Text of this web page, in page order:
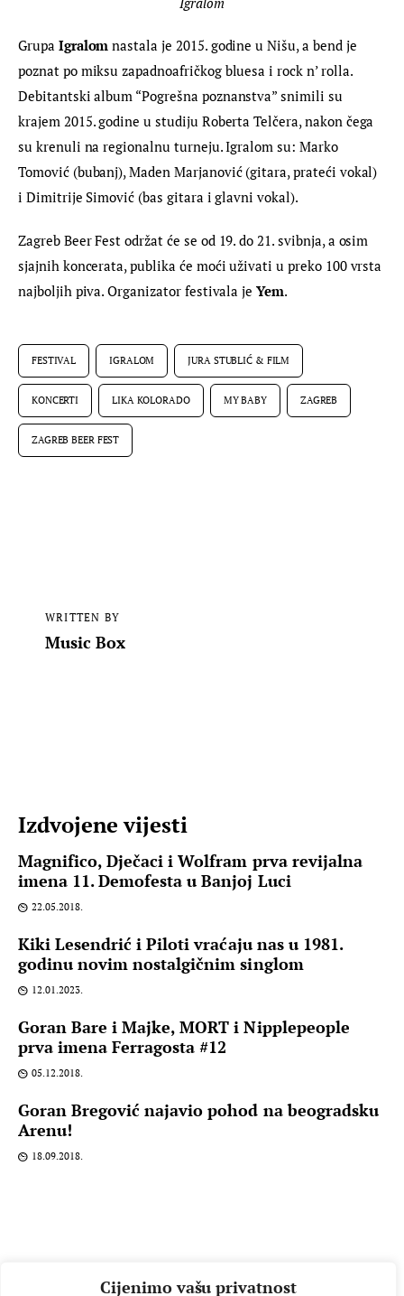
Cijenimo vašu privatnost
Grupa Igralom nastala je 2015. godine u Nišu, a bend je
poznat po miksu zapadnoafričkog bluesa i rock n’ rolla.
Debitantski album “Pogrešna poznanstva” snimili su
krajem 2015. godine u studiju Roberta Telčera, nakon čega
su krenuli na regionalnu turneju. Igralom su: Marko
Tomović (bubanj), Maden Marjanović (gitara, prateći vokal)
i Dimitrije Simović (bas gitara i glavni vokal).
Zagreb Beer Fest održat će se od 19. do 21. svibnja, a osim
sjajnih koncerata, publika će moći uživati u preko 100 vrsta
najboljih piva. Organizator festivala je Yem.
FESTIVAL IGRALOM JURA STUBLIĆ & FILM
KONCERTI LIKA KOLORADO MY BABY ZAGREB
ZAGREB BEER FEST
WRITTEN BY
Music Box
Izdvojene vijesti
Magnifico, Dječaci i Wolfram prva revijalna
imena 11. Demofesta u Banjoj Luci
22.05.2018.
Kiki Lesendrić i Piloti vraćaju nas u 1981.
godinu novim nostalgičnim singlom
12.01.2023.
Goran Bare i Majke, MORT i Nipplepeople
prva imena Ferragosta #12
05.12.2018.
Goran Bregović najavio pohod na beogradsku
Arenu!
18.09.2018.